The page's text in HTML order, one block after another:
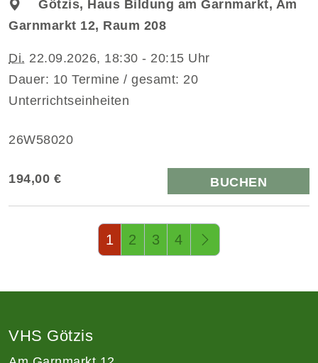
Götzis, Haus Bildung am Garnmarkt, Am
Garnmarkt 12, Raum 208
Di. 22.09.2026, 18:30 - 20:15 Uhr
Dauer: 10 Termine / gesamt: 20
Unterrichtseinheiten
26W58020
194,00 € BUCHEN
1 2 3 4
VHS Götzis